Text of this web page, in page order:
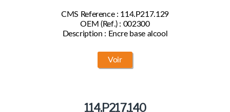
CMS Reference : 114.P217.129
OEM (Ref.) : 002300
Description : Encre base alcool
Voir
114.P217.140